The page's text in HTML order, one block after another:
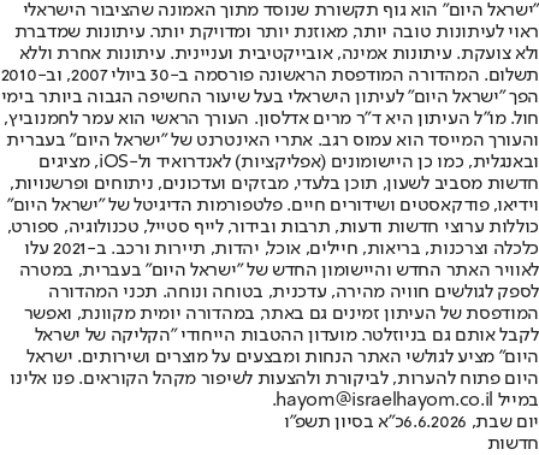
"ישראל היום" הוא גוף תקשורת שנוסד מתוך האמונה שהציבור הישראלי
ראוי לעיתונות טובה יותר, מאוזנת יותר ומדויקת יותר. עיתונות שמדברת
ולא צועקת. עיתונות אמינה, אובייקטיבית ועניינית. עיתונות אחרת וללא
תשלום. המהדורה המודפסת הראשונה פורסמה ב-30 ביולי 2007, וב-2010
הפך "ישראל היום" לעיתון הישראלי בעל שיעור החשיפה הגבוה ביותר בימי
חול. מו"ל העיתון היא ד"ר מרים אדלסון. העורך הראשי הוא עמר לחמנוביץ,
והעורך המייסד הוא עמוס רגב. אתרי האינטרנט של "ישראל היום" בעברית
ובאנגלית, כמו כן היישומונים (אפליקציות) לאנדרואיד ול-iOS, מציגים
חדשות מסביב לשעון, תוכן בלעדי, מבזקים ועדכונים, ניתוחים ופרשנויות,
וידיאו, פודקאסטים ושידורים חיים. פלטפורמות הדיגיטל של "ישראל היום"
כוללות ערוצי חדשות ודעות, תרבות ובידור, לייף סטייל, טכנולוגיה, ספורט,
כלכלה וצרכנות, בריאות, חיילים, אוכל, יהדות, תיירות ורכב. ב-2021 עלו
לאוויר האתר החדש והיישומון החדש של "ישראל היום" בעברית, במטרה
לספק לגולשים חוויה מהירה, עדכנית, בטוחה ונוחה. תכני המהדורה
המודפסת של העיתון זמינים גם באתר, במהדורה יומית מקוונת, ואפשר
לקבל אותם גם בניוזלטר. מועדון ההטבות הייחודי "הקליקה של ישראל
היום" מציע לגולשי האתר הנחות ומבצעים על מוצרים ושירותים. ישראל
היום פתוח להערות, לביקורת ולהצעות לשיפור מקהל הקוראים. פנו אלינו
במייל hayom@israelhayom.co.il.
יום שבת, 6.6.2026
כ"א בסיון תשפ"ו
חדשות